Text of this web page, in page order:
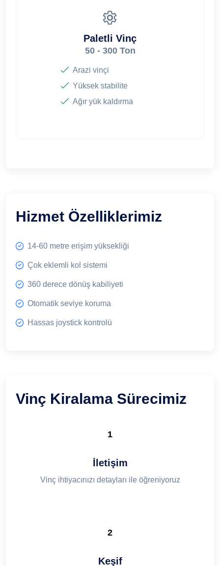
Paletli Vinç
50 - 300 Ton
Arazi vinçi
Yüksek stabilite
Ağır yük kaldırma
Hizmet Özelliklerimiz
14-60 metre erişim yüksekliği
Çok eklemli kol sistemi
360 derece dönüş kabiliyeti
Otomatik seviye koruma
Hassas joystick kontrolü
Vinç Kiralama Sürecimiz
1
İletişim
Vinç ihtiyacınızı detayları ile öğreniyoruz
2
Keşif